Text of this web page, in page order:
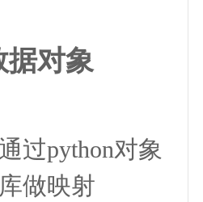
据对象
过python对象
做映射